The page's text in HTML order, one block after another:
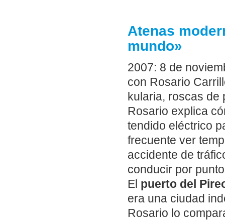
Atenas
mundo»
2007: 8 de
con Rosario
kularia, roscas de
Rosario explica
tendido eléctrico
frecuente ver
accidente de
conducir por
El puerto del
era una ciudad
Rosario lo